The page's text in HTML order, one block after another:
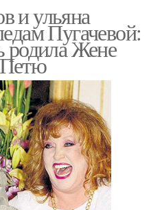
и ульяна
Пугачевой:
родила Жене